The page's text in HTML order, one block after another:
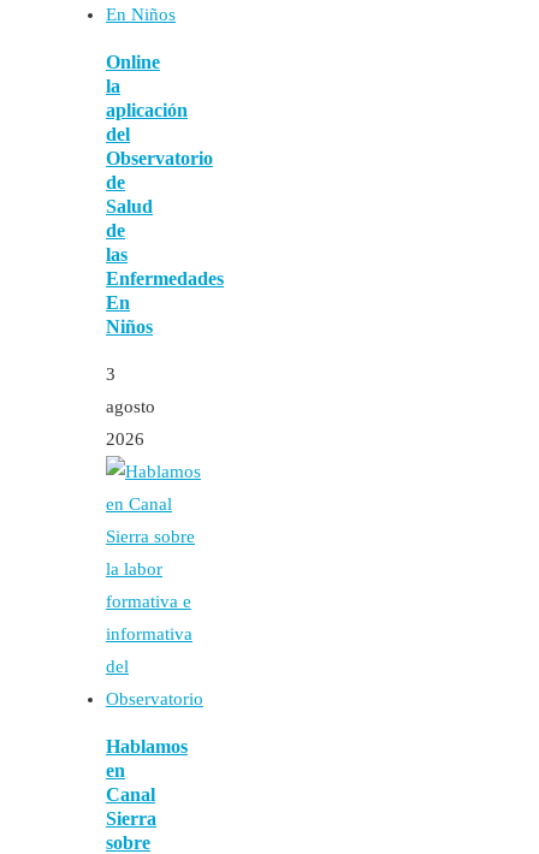
Online
la
aplicación
del
Observatorio
de
Salud
de
las
Enfermedades
En
Niños
3
agosto
2026
Hablamos
en
Canal
Sierra
sobre